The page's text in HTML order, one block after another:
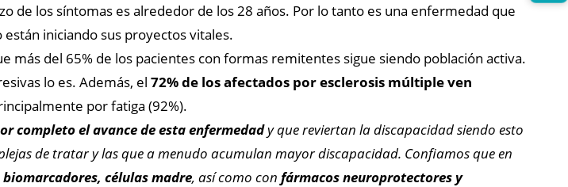
de los síntomas es alrededor de los 28 años. Por lo tanto es una enfermedad que
están iniciando sus proyectos vitales.
más del 65% de los pacientes con formas remitentes sigue siendo población activa.
lo es. Además, el 72% de los afectados por esclerosis múltiple ven
por fatiga (92%).
completo el avance de esta enfermedady que reviertan la discapacidad siendo esto
de tratar y las que a menudo acumulan mayor discapacidad. Confiamos que en
biomarcadores, células madre, así como con fármacos neuroprotectores y